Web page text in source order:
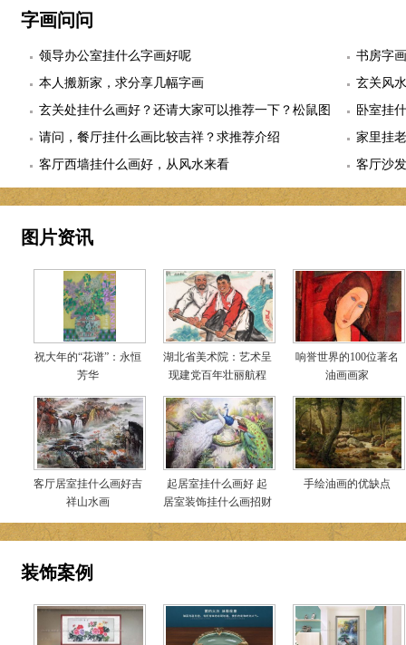
字画问问
领导办公室挂什么字画好呢
书房字
本人搬新家，求分享几幅字画
玄关风
玄关处挂什么画好？还请大家可以推荐一下？松鼠图
适合么？
卧室挂
幅
请问，餐厅挂什么画比较吉祥？求推荐介绍
家里挂
客厅西墙挂什么画好，从风水来看
客厅沙
图片资讯
祝大年的“花谱”：永恒
芳华
湖北省美术院：艺术呈
现建党百年壮丽航程
响誉世界的100位著名
油画画家
客厅居室挂什么画好吉
祥山水画
起居室挂什么画好 起
居室装饰挂什么画招财
手绘油画的优缺点
装饰案例